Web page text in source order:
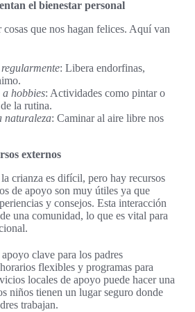
el bienestar personal
que nos hagan felices. Aquí van
: Libera endorfinas,
hobbies: Actividades como pintar o
la rutina.
naturaleza: Caminar al aire libre nos
externos
crianza es difícil, pero hay recursos
de apoyo son muy útiles ya que
y consejos. Esta interacción
una comunidad, lo que es vital para
clave para los padres
flexibles y programas para
locales de apoyo puede hacer una
niños tienen un lugar seguro donde
trabajan.